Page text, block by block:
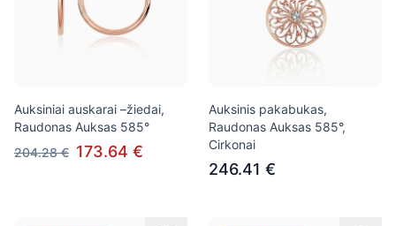
Auksiniai auskarai –žiedai,
Raudonas Auksas 585°
204.28 € 173.64 €
Auksinis pakabukas,
Raudonas Auksas 585°,
Cirkonai
246.41 €